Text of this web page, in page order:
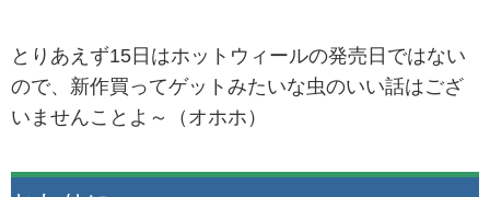
とりあえず15日はホットウィールの発売日ではない
ので、新作買ってゲットみたいな虫のいい話はござ
いませんことよ～（オホホ）